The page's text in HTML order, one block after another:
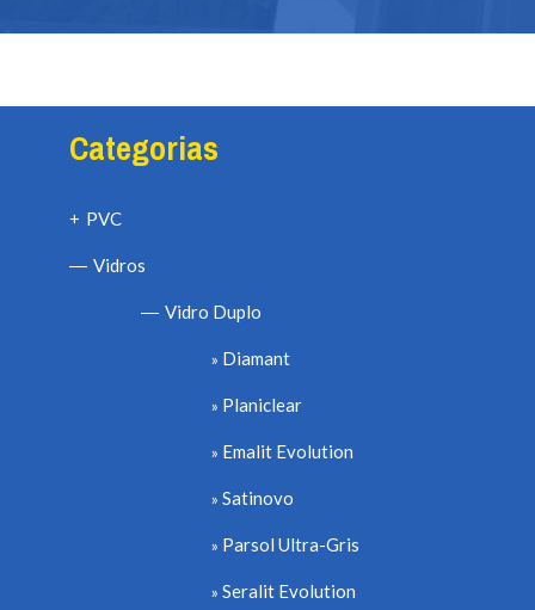
Categorias
+ PVC
— Vidros
— Vidro Duplo
Diamant
Planiclear
Emalit Evolution
Satinovo
Parsol Ultra-Gris
Seralit Evolution